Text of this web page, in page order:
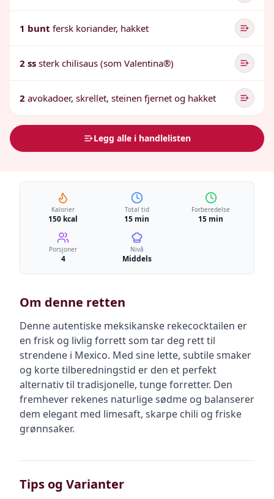
1 bunt fersk koriander, hakket
2 ss sterk chilisaus (som Valentina®)
2 avokadoer, skrellet, steinen fjernet og hakket
Legg alle i handlelisten
Kalorier
150 kcal
Total tid
15 min
Forberedelse
15 min
Porsjoner
4
Nivå
Middels
Om denne retten
Denne autentiske meksikanske rekecocktailen er
en frisk og livlig forrett som tar deg rett til
strendene i Mexico. Med sine lette, subtile smaker
og korte tilberedningstid er den et perfekt
alternativ til tradisjonelle, tunge forretter. Den
fremhever rekenes naturlige sødme og balanserer
dem elegant med limesaft, skarpe chili og friske
grønnsaker.
Tips og Varianter